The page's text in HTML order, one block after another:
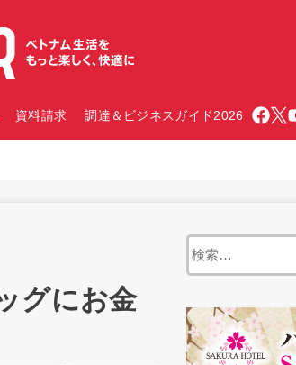
資料請求 調達＆ビジネスガイド2026
グにお金